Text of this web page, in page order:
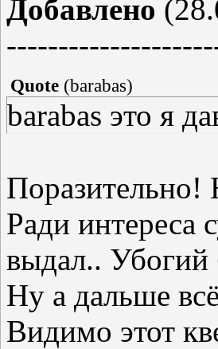
Добавлено
Quote (barabas)
barabas это я
Поразительно!
Ради интереса
выдал.. Убогий
Ну а дальше
Видимо этот